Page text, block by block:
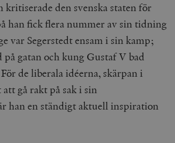
kritiserade den svenska staten för
han fick flera nummer av sin tidning
var Segerstedt ensam i sin kamp;
på gatan och kung Gustaf V bad
de liberala idéerna, skärpan i
gå rakt på sak i sin
han en ständigt aktuell inspiration